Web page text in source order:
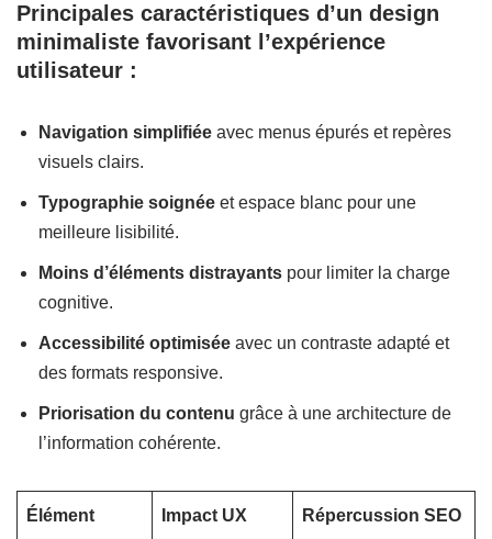
Principales caractéristiques d’un design
minimaliste favorisant l’expérience
utilisateur :
Navigation simplifiée avec menus épurés et repères
visuels clairs.
Typographie soignée et espace blanc pour une
meilleure lisibilité.
Moins d’éléments distrayants pour limiter la charge
cognitive.
Accessibilité optimisée avec un contraste adapté et
des formats responsive.
Priorisation du contenu grâce à une architecture de
l’information cohérente.
Élément Impact UX Répercussion SEO